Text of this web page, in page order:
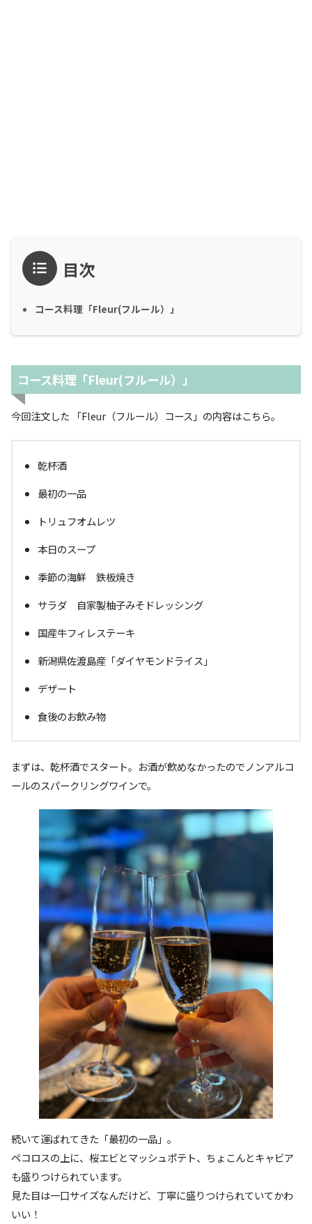
目次
コース料理「Fleur(フルール）」
コース料理「Fleur(フルール）」
今回注文した 「Fleur（フルール）コース」の内容はこちら。
乾杯酒
最初の一品
トリュフオムレツ
本日のスープ
季節の海鮮 鉄板焼き
サラダ 自家製柚子みそドレッシング
国産牛フィレステーキ
新潟県佐渡島産「ダイヤモンドライス」
デザート
食後のお飲み物
まずは、乾杯酒でスタート。お酒が飲めなかったのでノンアルコ
ールのスパークリングワインで。
続いて運ばれてきた「最初の一品」。
ペコロスの上に、桜エビとマッシュポテト、ちょこんとキャビア
も盛りつけられています。
見た目は一口サイズなんだけど、丁寧に盛りつけられていてかわ
いい！